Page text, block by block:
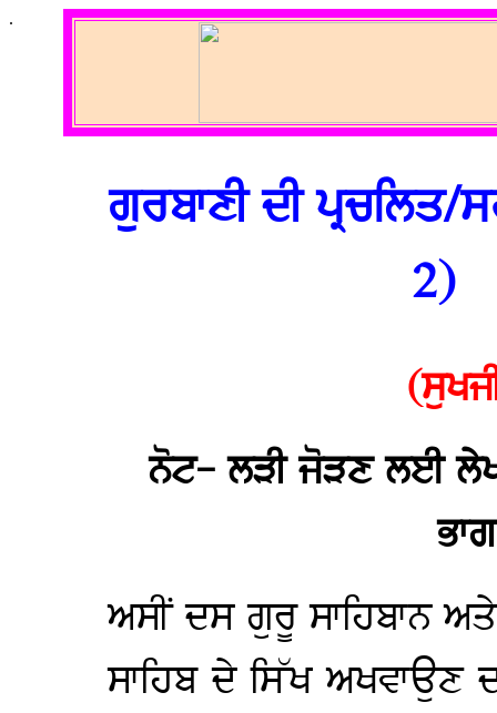
.
ਗੁਰਬਾਣੀ ਦੀ
2)
ਨੋਟ- ਲੜੀ ਜੋੜਣ ਲਈ ਲੇਖ
ਅਸੀਂ ਦਸ ਗੁਰੂ ਸਾਹਿਬਾਨ
ਸਾਹਿਬ ਦੇ ਸਿੱਖ ਅਖਵਾਉਣ